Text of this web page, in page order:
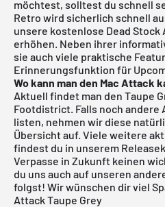
möchtest, solltest du schnell
Retro wird sicherlich schnell
unsere kostenlose Dead Stock
erhöhen. Neben ihrer
sie auch viele praktische
Erinnerungsfunktion für
Wo kann man den Mac Attack
Aktuell findet man den Taupe
Footdistrict. Falls noch andere
listen, nehmen wir diese
Übersicht auf. Viele weitere
findest du in unserem
Verpasse in Zukunft keinen
du uns auch auf unseren
folgst! Wir wünschen dir viel
Attack Taupe Grey